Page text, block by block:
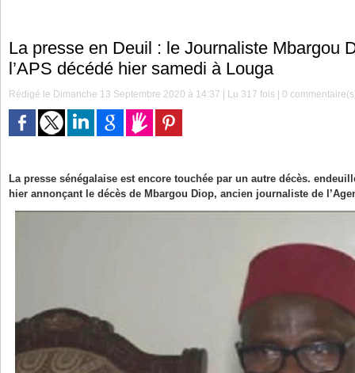
La presse en Deuil : le Journaliste Mbargou
l’APS décédé hier samedi à Louga
Rédigé le Dimanche 13 Septembre 2020 à 14:37 | Lu 317 fois |0
La presse sénégalaise est encore touchée par un autre décès.
hier annonçant le décès de Mbargou Diop, ancien journaliste de